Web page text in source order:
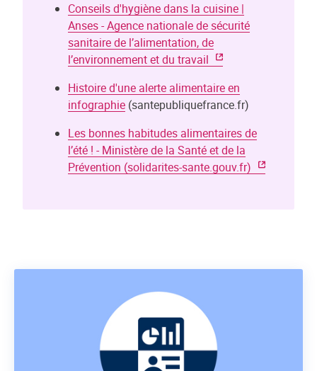
Conseils d'hygiène dans la cuisine |
Anses - Agence nationale de sécurité
sanitaire de l’alimentation, de
l’environnement et du travail
Histoire d'une alerte alimentaire en
infographie (santepubliquefrance.fr)
Les bonnes habitudes alimentaires de
l’été ! - Ministère de la Santé et de la
Prévention (solidarites-sante.gouv.fr)